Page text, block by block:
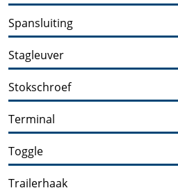
Spansluiting
Stagleuver
Stokschroef
Terminal
Toggle
Trailerhaak